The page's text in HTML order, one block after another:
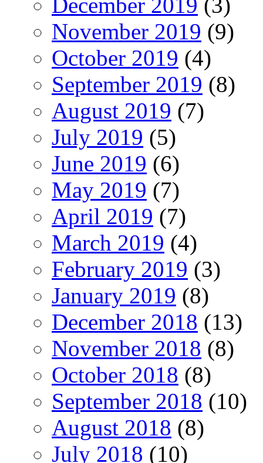
December 2019 (3)
November 2019 (9)
October 2019 (4)
September 2019 (8)
August 2019 (7)
July 2019 (5)
June 2019 (6)
May 2019 (7)
April 2019 (7)
March 2019 (4)
February 2019 (3)
January 2019 (8)
December 2018 (13)
November 2018 (8)
October 2018 (8)
September 2018 (10)
August 2018 (8)
July 2018 (10)